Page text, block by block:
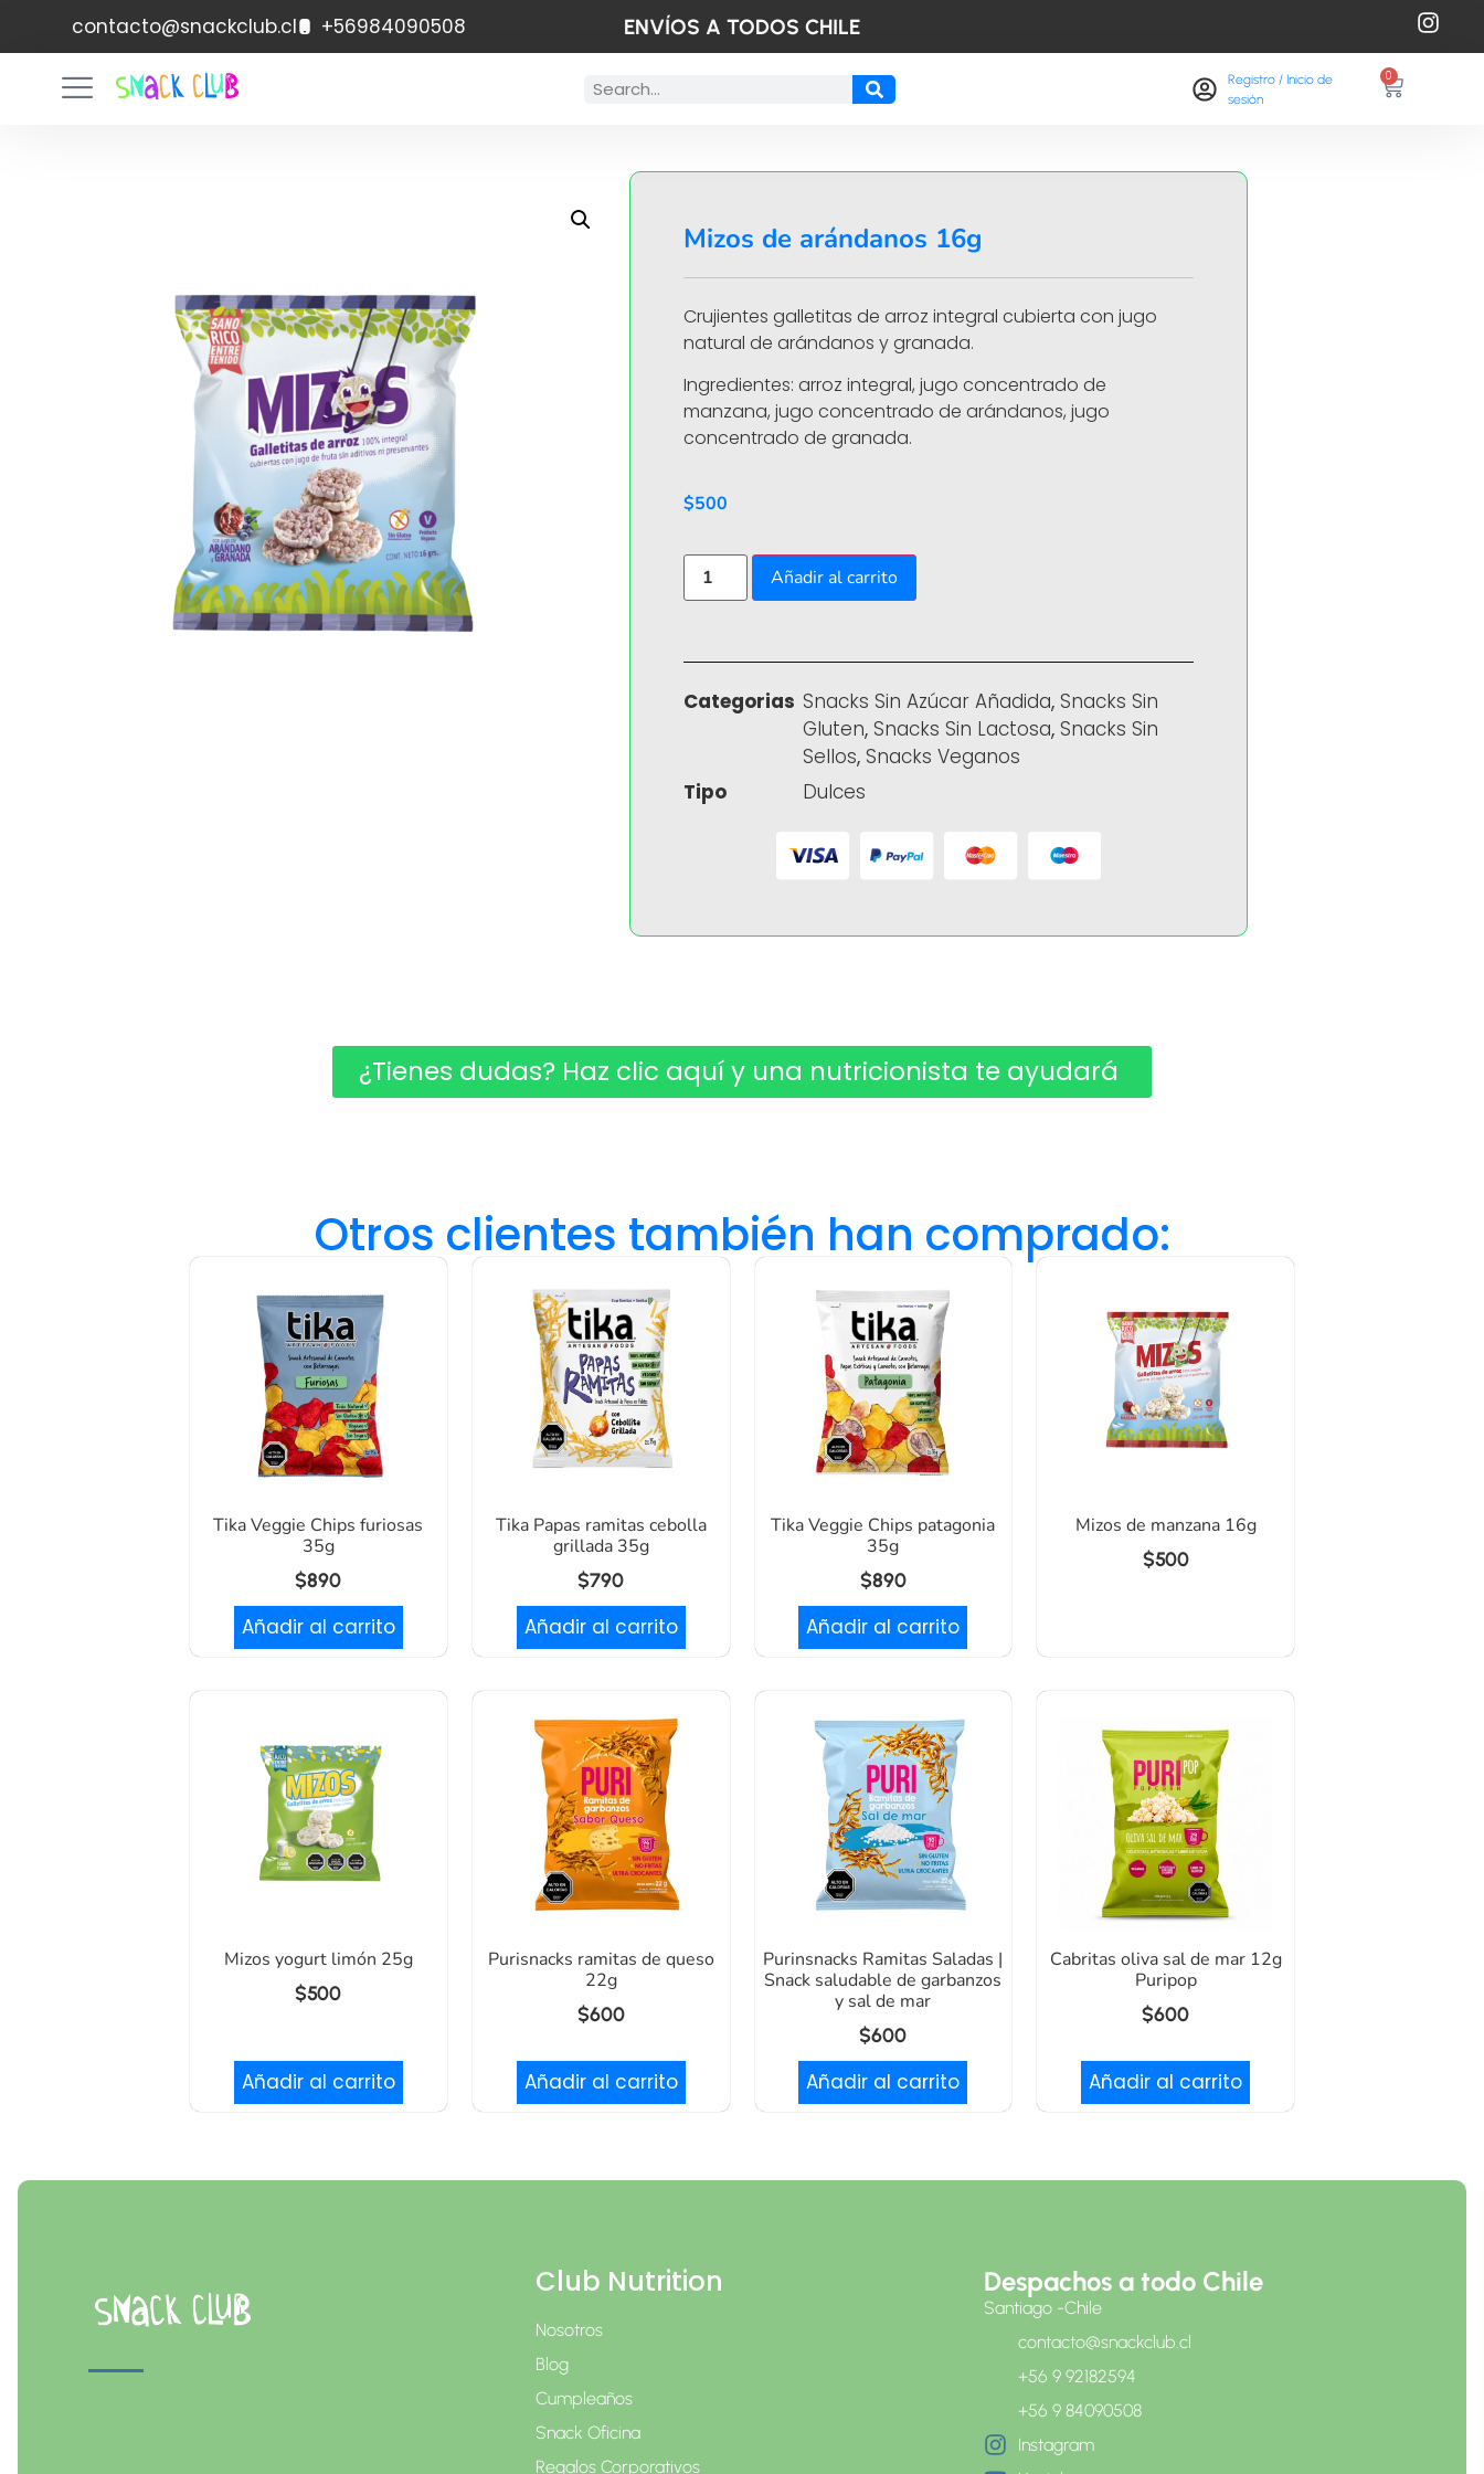
contacto@snackclub.cl +56984090508 ENVÍOS A TODOS CHILE
Registro / Inicio de
sesión​
0
Mizos de arándanos 16g
Crujientes galletitas de arroz integral cubierta con jugo
natural de arándanos y granada.
Ingredientes: arroz integral, jugo concentrado de
manzana, jugo concentrado de arándanos, jugo
concentrado de granada.
$500
Añadir al carrito
Categorias Snacks Sin Azúcar Añadida, Snacks Sin
Gluten, Snacks Sin Lactosa, Snacks Sin
Sellos, Snacks Veganos
Tipo
Dulces
¿Tienes dudas? Haz clic aquí y una nutricionista te ayudará ​
Otros clientes también han comprado:
Tika Veggie Chips furiosas
35g
$890
Añadir al carrito
Tika Papas ramitas cebolla
grillada 35g
$790
Añadir al carrito
Tika Veggie Chips patagonia
35g
$890
Añadir al carrito
Mizos de manzana 16g
$500
Mizos yogurt limón 25g
$500
Añadir al carrito
Purisnacks ramitas de queso
22g
$600
Añadir al carrito
Purinsnacks Ramitas Saladas |
Snack saludable de garbanzos
y sal de mar
$600
Añadir al carrito
Cabritas oliva sal de mar 12g
Puripop
$600
Añadir al carrito
Club Nutrition
Nosotros
Blog
Cumpleaños
Snack Oficina
Regalos Corporativos
Despachos a todo Chile
Santiago -Chile
contacto@snackclub.cl
+56 9 92182594
+56 9 84090508
Instagram